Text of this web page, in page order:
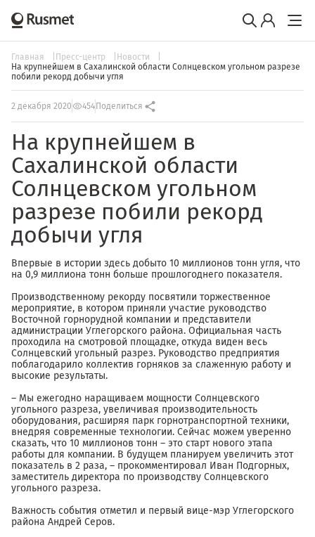
Главная Пресс-центр
Новости
На крупнейшем в Сахалинской области Солнцевском угольном разрезе
побили рекорд добычи угля
2 декабря 2020 454 Поделиться
На крупнейшем в
Сахалинской области
Солнцевском угольном
разрезе побили рекорд
добычи угля
Впервые в истории здесь добыто 10 миллионов тонн угля, что
на 0,9 миллиона тонн больше прошлогоднего показателя.
Производственному рекорду посвятили торжественное
мероприятие, в котором приняли участие руководство
Восточной горнорудной компании и представители
администрации Углегорского района. Официальная часть
проходила на смотровой площадке, откуда виден весь
Солнцевский угольный разрез. Руководство предприятия
поблагодарило коллектив горняков за слаженную работу и
высокие результаты.
– Мы ежегодно наращиваем мощности Солнцевского
угольного разреза, увеличивая производительность
оборудования, расширяя парк горнотранспортной техники,
внедряя современные технологии. Сейчас можем уверенно
сказать, что 10 миллионов тонн – это старт нового этапа
работы для компании. В будущем планируем увеличить этот
показатель в 2 раза, – прокомментировал Иван Подгорных,
заместитель директора по производству Солнцевского
угольного разреза.
Важность события отметил и первый вице-мэр Углегорского
района Андрей Серов.